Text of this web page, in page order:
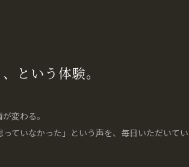
という体験。
変わる。
っていなかった」という声を、毎日いただいてい